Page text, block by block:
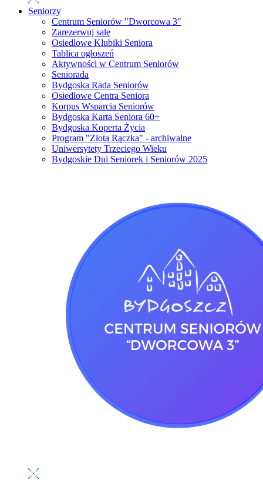
Seniorzy
Centrum Seniorów "Dworcowa 3"
Zarezerwuj salę
Osiedlowe Klubiki Seniora
Tablica ogłoszeń
Aktywności w Centrum Seniorów
Seniorada
Bydgoska Rada Seniorów
Osiedlowe Centra Seniora
Korpus Wsparcia Seniorów
Bydgoska Karta Seniora 60+
Bydgoska Koperta Życia
Program "Złota Rączka" - archiwalne
Uniwersytety Trzeciego Wieku
Bydgoskie Dni Seniorek i Seniorów 2025